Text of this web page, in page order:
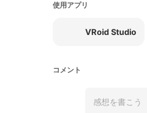
使用アプリ
VRoid Studio
コメント